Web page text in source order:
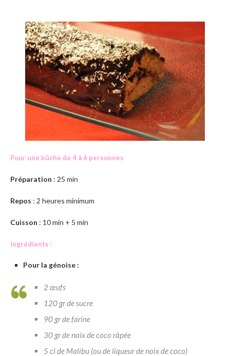
Pour une bûche de 4 à 6 personnes
Préparation : 25 min
Repos : 2 heures minimum
Cuisson : 10 min + 5 min
Ingrédients :
Pour la génoise :
2 œufs
120 gr de sucre
90 gr de farine
30 gr de noix de coco râpée
5 cl de Malibu (ou de liqueur de noix de coco)